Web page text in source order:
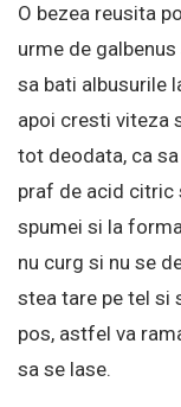
O bezea reusita
urme de
sa bati albusurile
apoi cresti viteza
tot deodata, ca
praf de acid citric
spumei si la
nu curg si nu se
stea tare pe tel si
pos, astfel va
sa se lase.